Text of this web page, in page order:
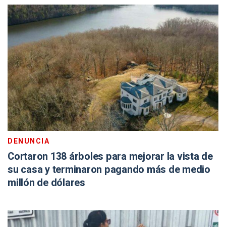
DENUNCIA
Cortaron 138 árboles para mejorar la vista de
su casa y terminaron pagando más de medio
millón de dólares